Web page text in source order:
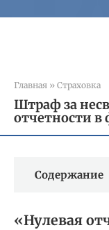
Главная » Страховка
Штраф за
отчетности в
Содержание
«Нулевая